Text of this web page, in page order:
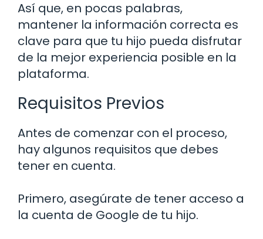
Así que, en pocas palabras,
mantener la información correcta es
clave para que tu hijo pueda disfrutar
de la mejor experiencia posible en la
plataforma.
Requisitos Previos
Antes de comenzar con el proceso,
hay algunos requisitos que debes
tener en cuenta.
Primero, asegúrate de tener acceso a
la cuenta de Google de tu hijo.